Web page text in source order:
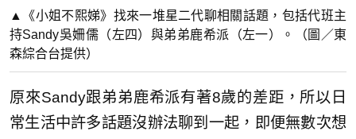
▲《小姐不熙娣》找來一堆星二代聊相關話題，包括代班主
持Sandy吳姍儒（左四）與弟弟鹿希派（左一）。（圖／東
森綜合台提供）
原來Sandy跟弟弟鹿希派有著8歲的差距，所以日
常生活中許多話題沒辦法聊到一起，即便無數次想